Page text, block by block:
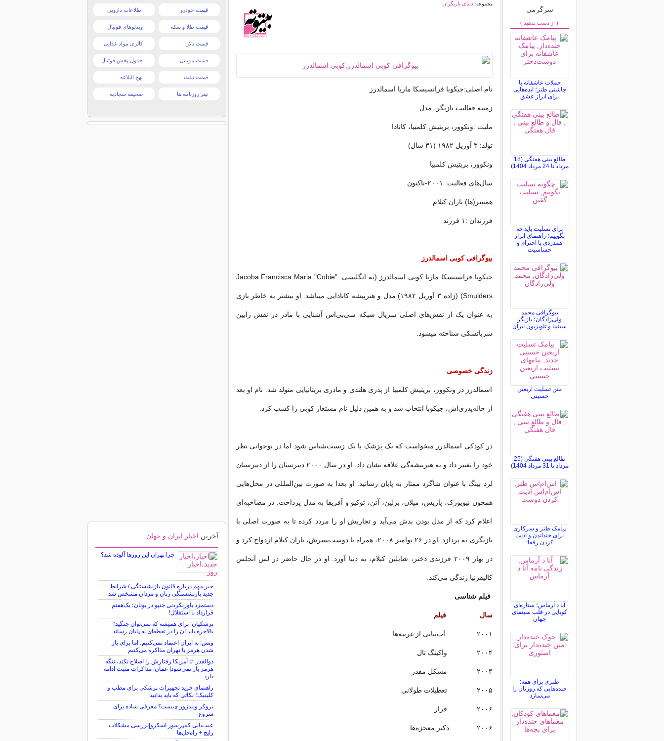
مجموعه:دنیای بازیگران
نام اصلی:جیکوبا فرانسیسکا ماریا اسمالدرز
زمینه فعالیت:بازیگر، مدل
ملیت :ونکوور، بریتیش کلمبیا، کانادا
تولد: ۳ آوریل ۱۹۸۲ ‏(۳۱ سال)
ونکوور، بریتیش کلمبیا
سال‌های فعالیت: ۲۰۰۱-تاکنون
همسر(ها):تاران کیلام
فرزندان :۱ فرزند
بیوگرافی کوبی اسمالدرز
جیکوبا فرانسیسکا ماریا کوبی اسمالدرز (به انگلیسی: Jacoba Francisca Maria "Cobie"
Smulders)‏ (زاده ۳ آوریل ۱۹۸۲) مدل و هنرپیشه کانادایی میباشد. او بیشتر به خاطر بازی
به عنوان یک از نقش‌های اصلی سریال شبکه سی‌بی‌اس آشنایی با مادر در نقش رابین
شرباتسکی شناخته میشود.
زندگی خصوصی
اسمالدرز در ونکوور، بریتیش کلمبیا از پدری هلندی و مادری بریتانیایی متولد شد. نام او بعد
از خاله‌پدری‌اش، جیکوبا انتخاب شد و به همین دلیل نام مستعار کوبی را کسب کرد.
در کودکی اسمالدرز میخواست که یک پزشک یا یک زیست‌شناس شود اما در نوجوانی نظر
خود را تغییر داد و به هنرپیشه‌گی علاقه نشان داد. او در سال ۲۰۰۰ دبیرستان را از دبیرستان
لرد بینگ با عنوان شاگرد ممتاز به پایان رسانید. او بعدا به صورت بین‌المللی در محل‌هایی
همچون نیویورک، پاریس، میلان، برلین، آتن، توکیو و آفریقا به مدل پرداخت. در مصاحبه‌ای
اعلام کرد که از مدل بودن بدش می‌آید و تجاربش او را مردد کرده تا به صورت اصلی با
بازیگری به پردازد. او در ۲۶ نوامبر ۲۰۰۸، همراه با دوست‌پسرش، تاران کیلام ازدواج کرد و
در بهار ۲۰۰۹ فرزندی دختر، شایلین کیلام، به دنیا آورد. او در حال حاضر در لس آنجلس
کالیفرنیا زندگی می‌کند.
فیلم شناسی
سال فیلم
۲۰۰۱ آب‌نباتی از غریبه‌ها
۲۰۰۴ واکینگ تال
۲۰۰۴ مشکل مقدر
۲۰۰۵ تعطیلات طولانی
۲۰۰۶ فرار
۲۰۰۶ دکتر معجزه‌ها
سرگرمی
( از دست ندهید )
جملات عاشقانه با
چاشنی طنز؛ ایده‌هایی
برای ابراز عشق
طالع بینی هفتگی (18
مرداد تا 24 مرداد 1404)
برای تسلیت باید چه
بگوییم؛ راهنمای ابراز
همدردی با احترام و
حساسیت
بیوگرافی محمد
ولی‌زادگان؛ بازیگر
سینما و تلویزیون ایران
متن تسلیت اربعین
حسینی
طالع بینی هفتگی (25
مرداد تا 31 مرداد 1404)
پیامک طنز و سرکاری
برای خنداندن و اذیت
کردن رفقا!
آنا د آرماس؛ ستاره‌ای
کوبایی در قلب سینمای
جهان
طنزی برای همه:
خنده‌هایی که روزتان را
می‌سازد
قیمت خودرو اطلاعات دارویی
قیمت طلا و سکه ویدئوهای فوتبال
قیمت دلار کالری مواد غذایی
قیمت موبایل جدول پخش فوتبال
قیمت تبلت نهج البلاغه
تیتر روزنامه ها صحیفه سجادیه
آخرین اخبار ایران و جهان
چرا تهران این روزها آلوده شد؟
خبر مهم درباره قانون بازنشستگی / شرایط
جدید بازنشستگی زنان و مردان مشخص شد
دستمزد باورنکردنی جنپو در یونان؛ یک‌هفتم
قرارداد با استقلال!
پزشکیان: برای همیشه که نمی‌توان جنگید؛
بالاخره باید آن را در نقطه‌ای به پایان رساند
ونس: به ایران اعتماد نمی‌کنیم، اما برای باز
شدن هرمز با تهران مذاکره می‌کنیم
ذوالقدر: تا آمریکا رفتارش را اصلاح نکند، تنگه
هرمز باز نمی‌شود| عمان: مذاکرات مثبت ادامه
دارد
راهنمای خرید تجهیزات پزشکی برای مطب و
کلینیک؛ نکاتی که باید بدانید
بروکر ویندزور چیست؟ معرفی ساده برای
شروع
عیب‌یابی کمپرسور اسکرو|بررسی مشکلات
رایج + راه‌حل‌ها